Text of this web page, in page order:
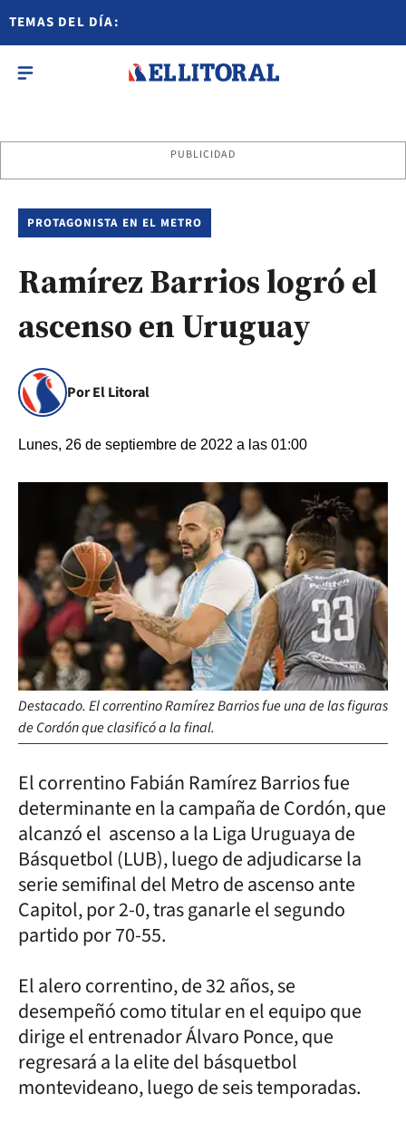
TEMAS DEL DÍA:
PUBLICIDAD
PROTAGONISTA EN EL METRO
Ramírez Barrios logró el
ascenso en Uruguay
Por El Litoral
Lunes, 26 de septiembre de 2022 a las 01:00
Destacado. El correntino Ramírez Barrios fue una de las figuras
de Cordón que clasificó a la final.
El correntino Fabián Ramírez Barrios fue
determinante en la campaña de Cordón, que
alcanzó el ascenso a la Liga Uruguaya de
Básquetbol (LUB), luego de adjudicarse la
serie semifinal del Metro de ascenso ante
Capitol, por 2-0, tras ganarle el segundo
partido por 70-55.
El alero correntino, de 32 años, se
desempeñó como titular en el equipo que
dirige el entrenador Álvaro Ponce, que
regresará a la elite del básquetbol
montevideano, luego de seis temporadas.